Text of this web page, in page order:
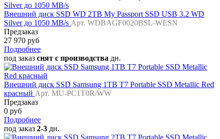
Внешний диск SSD WD 2TB My Passport SSD USB 3.2 WD
Silver до 1050 MB/s Арт. WDBAGF0020BSL-WESN
Предзаказ
27 970 руб
Подробнее
под заказ снят с производства дн.
Внешний диск SSD Samsung 1TB T7 Portable SSD Metallic Red
красный Арт. MU-PC1T0R/WW
Предзаказ
0 руб
Подробнее
под заказ 2-3 дн.